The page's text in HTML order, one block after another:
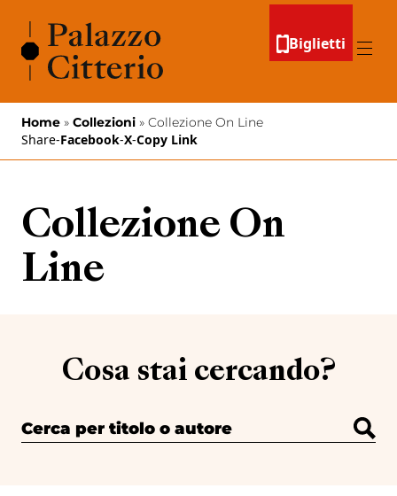
Biglietti
Menu
Home » Collezioni » Collezione On Line
Share-Facebook-X-Copy Link
Collezione On
Line
Cosa stai cercando?
Cerca per titolo o autore